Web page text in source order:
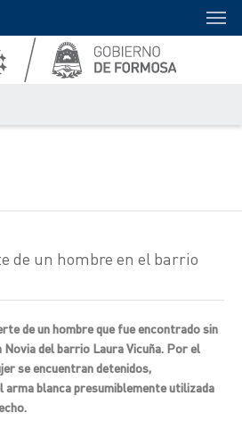
de un hombre en el barrio
de un hombre que fue encontrado sin
Novia del barrio Laura Vicuña. Por el
se encuentran detenidos,
arma blanca presumiblemente utilizada